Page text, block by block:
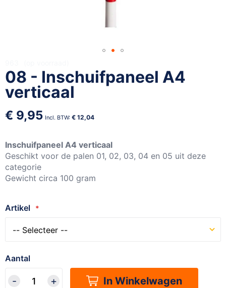
08 - Inschuifpaneel A4
verticaal
€ 9,95 € 12,04
Inschuifpaneel A4 verticaal
Geschikt voor de palen 01, 02, 03, 04 en 05 uit deze
categorie
Gewicht circa 100 gram
Artikel
Aantal
In Winkelwagen
naar
het
begin
de
gallerij